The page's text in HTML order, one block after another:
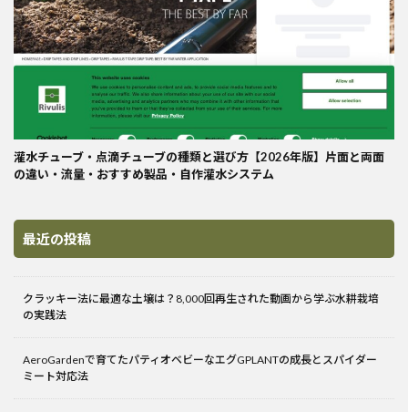
灌水チューブ・点滴チューブの種類と選び方【2026年版】片面と両面
の違い・流量・おすすめ製品・自作灌水システム
最近の投稿
クラッキー法に最適な土壌は？8,000回再生された動画から学ぶ水耕栽培
の実践法
AeroGardenで育てたパティオベビーなエグGPLANTの成長とスパイダー
ミート対応法